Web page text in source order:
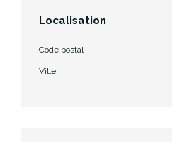
Localisation
Code postal
Ville